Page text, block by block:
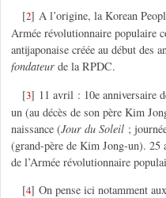
[2]A l’origine, la Korean
Armée révolutionnaire populaire
antijaponaise créée au début des
fondateurde la RPDC.
[3] 11 avril : 10e anniversaire
un (au décès de son père Kim
naissance (Jour du Soleil;
(grand-père de Kim Jong-un). 25
de l’Armée révolutionnaire
[4]On pense ici notamment